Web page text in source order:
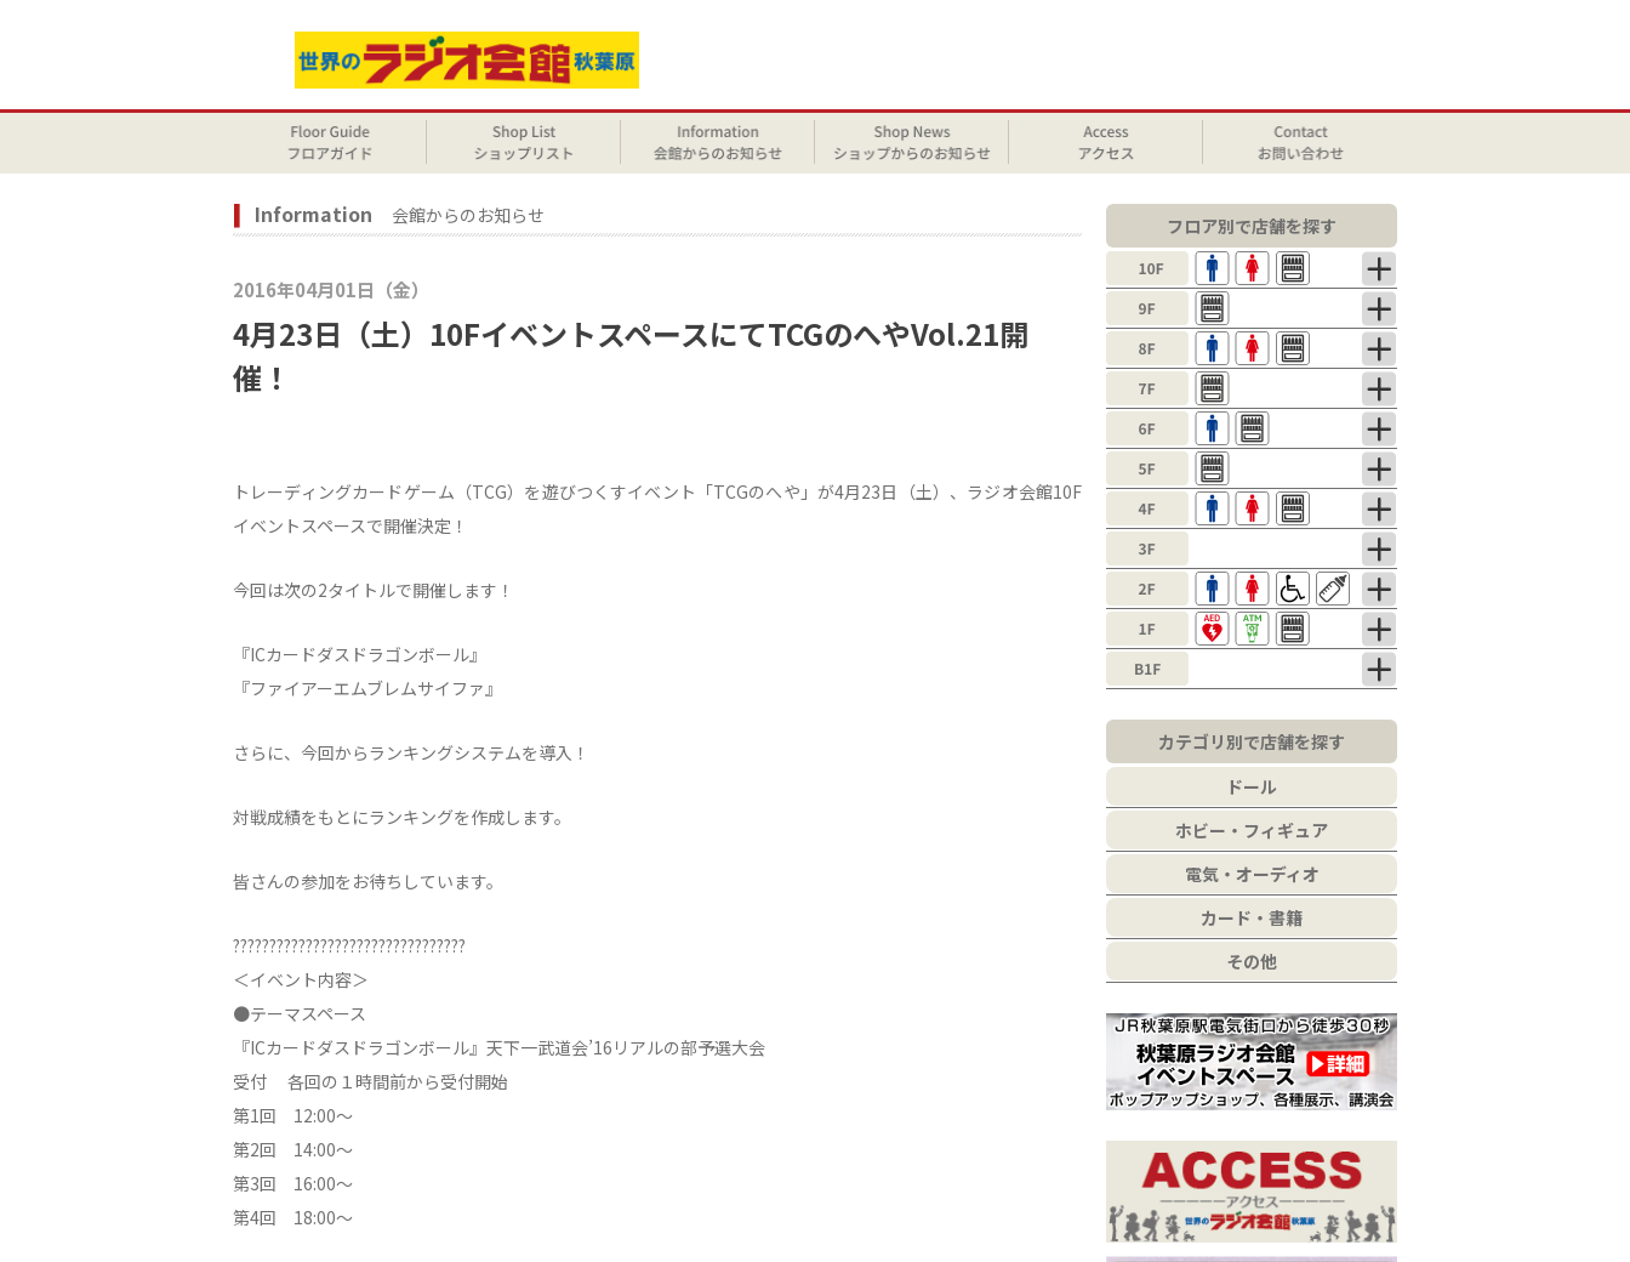
Information 会館からのお知らせ
2016年04月01日（金）
4月23日（土）10FイベントスペースにてTCGのへやVol.21開
催！
トレーディングカードゲーム（TCG）を遊びつくすイベント「TCGのへや」が4月23日（土）、ラジオ会館10F
イベントスペースで開催決定！
今回は次の2タイトルで開催します！
『ICカードダスドラゴンボール』
『ファイアーエムブレムサイファ』
さらに、今回からランキングシステムを導入！
対戦成績をもとにランキングを作成します。
皆さんの参加をお待ちしています。
????????????????????????????????
＜イベント内容＞
●テーマスペース
『ICカードダスドラゴンボール』天下一武道会’16リアルの部予選大会
受付 各回の１時間前から受付開始
第1回 12:00〜
第2回 14:00〜
第3回 16:00〜
第4回 18:00〜
フロア別で店舗を探す
カテゴリ別で店舗を探す
ドール
ホビー・フィギュア
電気・オーディオ
カード・書籍
その他